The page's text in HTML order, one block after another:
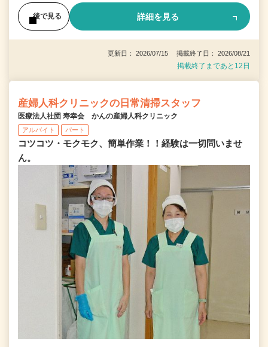
後で見る 詳細を見る
更新日： 2026/07/15 掲載終了日： 2026/08/21
掲載終了まであと12日
産婦人科クリニックの日常清掃スタッフ
医療法人社団 寿幸会 かんの産婦人科クリニック
アルバイト パート
コツコツ・モクモク、簡単作業！！経験は一切問いませ
ん。